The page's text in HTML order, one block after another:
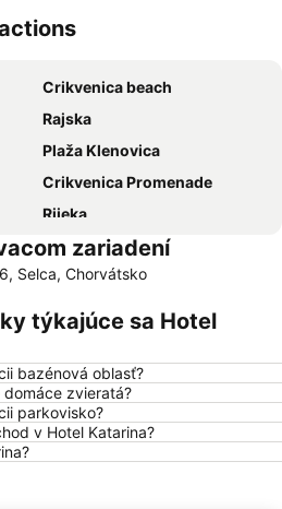
Crikvenica beach
Rajska
Plaža Klenovica
Crikvenica Promenade
Rijeka
Luka Krk
Pudarica
Girandella
Marina Punat
Crkva Sv Filipa i Jakova
Bašćanska ploča
Krčki most
zariadení
Selca, Chorvátsko
týkajúce sa Hotel
bazénová oblasť?
domáce zvieratá?
parkovisko?
v Hotel Katarina?